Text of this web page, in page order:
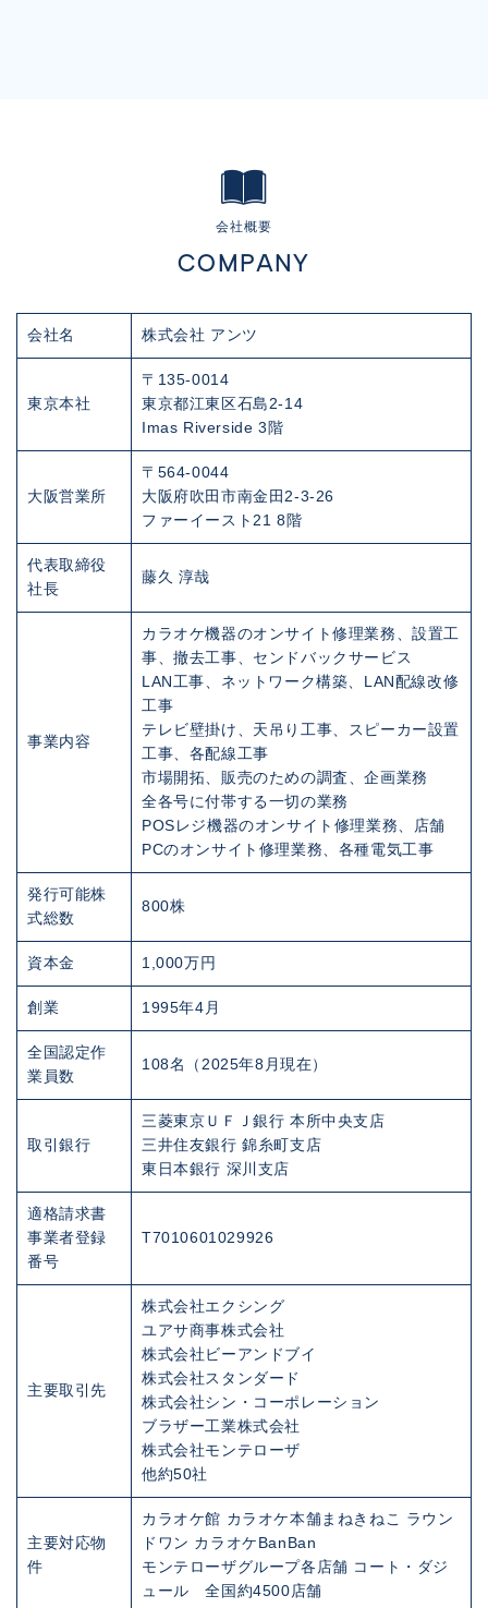
会社概要
COMPANY
会社名 株式会社 アンツ
東京本社
〒135-0014
東京都江東区石島2-14
Imas Riverside 3階
大阪営業所
〒564-0044
大阪府吹田市南金田2-3-26
ファーイースト21 8階
代表取締役
社長
藤久 淳哉
事業内容
カラオケ機器のオンサイト修理業務、設置工
事、撤去工事、センドバックサービス
LAN工事、ネットワーク構築、LAN配線改修
工事
テレビ壁掛け、天吊り工事、スピーカー設置
工事、各配線工事
市場開拓、販売のための調査、企画業務
全各号に付帯する一切の業務
POSレジ機器のオンサイト修理業務、店舗
PCのオンサイト修理業務、各種電気工事
発行可能株
式総数
800株
資本金 1,000万円
創業 1995年4月
全国認定作
業員数
108名（2025年8月現在）
取引銀行
三菱東京ＵＦＪ銀行 本所中央支店
三井住友銀行 錦糸町支店
東日本銀行 深川支店
適格請求書
事業者登録
番号
T7010601029926
主要取引先
株式会社エクシング
ユアサ商事株式会社
株式会社ビーアンドブイ
株式会社スタンダード
株式会社シン・コーポレーション
ブラザー工業株式会社
株式会社モンテローザ
他約50社
主要対応物
件
カラオケ館 カラオケ本舗まねきねこ ラウン
ドワン カラオケBanBan
モンテローザグループ各店舗 コート・ダジ
ュール 全国約4500店舗